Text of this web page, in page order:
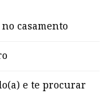
casamento
e te procurar